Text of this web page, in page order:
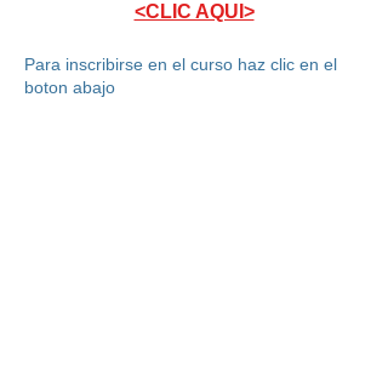
<CLIC AQUI>
Para inscribirse en el curso haz clic en el
boton abajo